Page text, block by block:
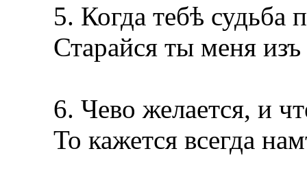
5. Когда тебѣ судьба
Старайся ты меня
6. Чево желается, и
То кажется всегда